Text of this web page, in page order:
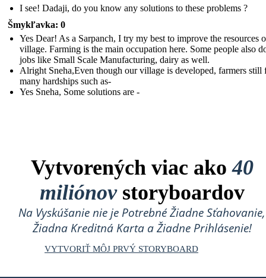
I see! Dadaji, do you know any solutions to these problems ?
Šmykľavka: 0
Yes Dear! As a Sarpanch, I try my best to improve the resources
village. Farming is the main occupation here. Some people also
jobs like Small Scale Manufacturing, dairy as well.
Alright Sneha,Even though our village is developed, farmers still
many hardships such as-
Yes Sneha, Some solutions are -
Vytvorených viac ako40
miliónovstoryboardov
Na Vyskúšanie nie je Potrebné Žiadne Sťahovanie,
Žiadna Kreditná Karta a Žiadne Prihlásenie!
VYTVORIŤ MÔJ PRVÝ STORYBOARD